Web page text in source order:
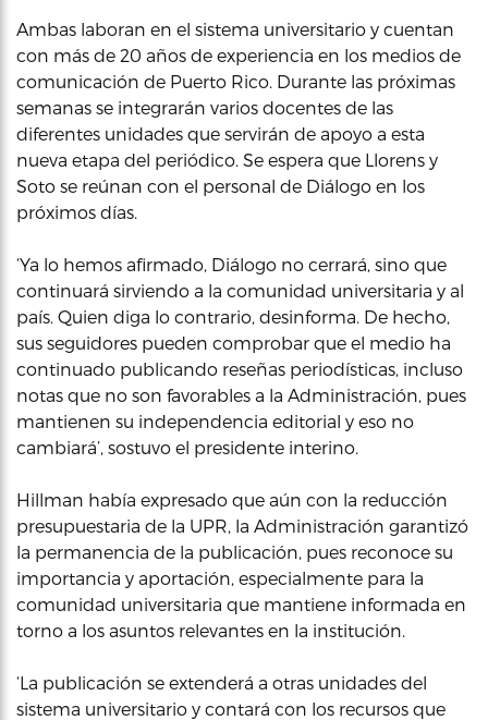
Ambas laboran en el sistema universitario y cuentan
con más de 20 años de experiencia en los medios de
comunicación de Puerto Rico. Durante las próximas
semanas se integrarán varios docentes de las
diferentes unidades que servirán de apoyo a esta
nueva etapa del periódico. Se espera que Llorens y
Soto se reúnan con el personal de Diálogo en los
próximos días.
‘Ya lo hemos afirmado, Diálogo no cerrará, sino que
continuará sirviendo a la comunidad universitaria y al
país. Quien diga lo contrario, desinforma. De hecho,
sus seguidores pueden comprobar que el medio ha
continuado publicando reseñas periodísticas, incluso
notas que no son favorables a la Administración, pues
mantienen su independencia editorial y eso no
cambiará’, sostuvo el presidente interino.
Hillman había expresado que aún con la reducción
presupuestaria de la UPR, la Administración garantizó
la permanencia de la publicación, pues reconoce su
importancia y aportación, especialmente para la
comunidad universitaria que mantiene informada en
torno a los asuntos relevantes en la institución.
‘La publicación se extenderá a otras unidades del
sistema universitario y contará con los recursos que